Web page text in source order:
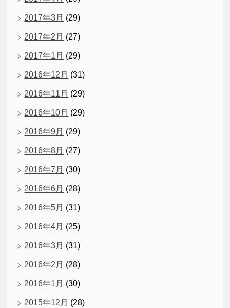
2017年3月 (29)
2017年2月 (27)
2017年1月 (29)
2016年12月 (31)
2016年11月 (29)
2016年10月 (29)
2016年9月 (29)
2016年8月 (27)
2016年7月 (30)
2016年6月 (28)
2016年5月 (31)
2016年4月 (25)
2016年3月 (31)
2016年2月 (28)
2016年1月 (30)
2015年12月 (28)